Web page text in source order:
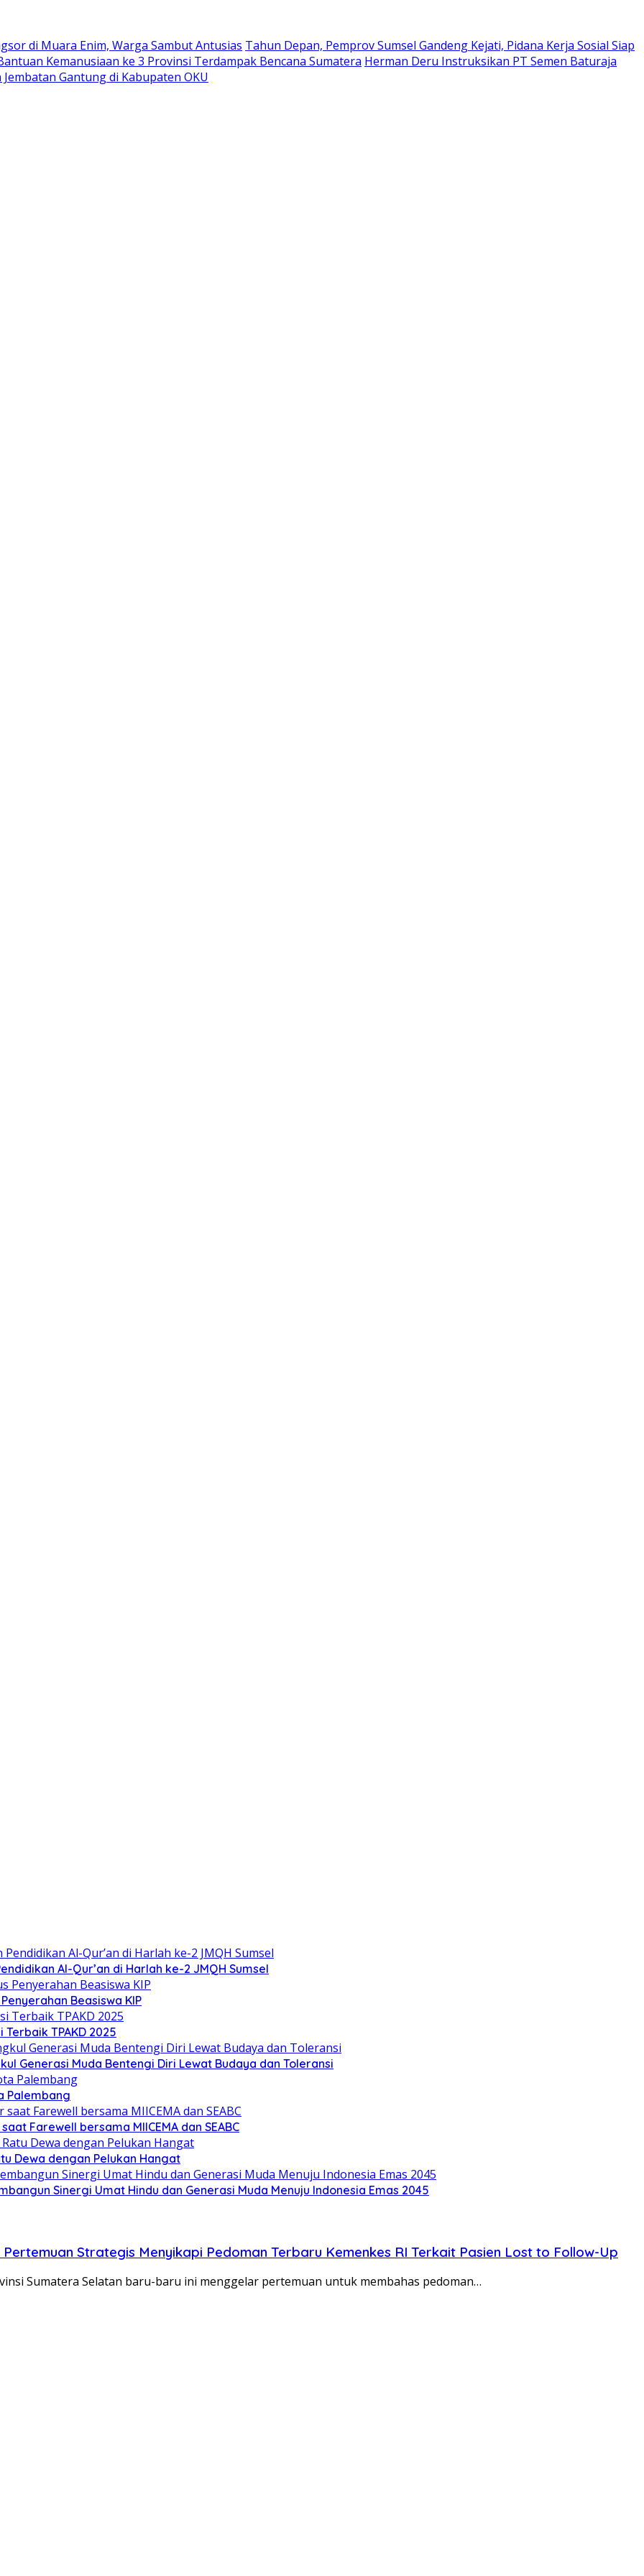
di Muara Enim, Warga Sambut Antusias Tahun Depan, Pemprov Sumsel Gandeng Kejati, Pidana Kerja Sosial Siap
Kemanusiaan ke 3 Provinsi Terdampak Bencana Sumatera Herman Deru Instruksikan PT Semen Baturaja
Gantung di Kabupaten OKU
Al-Qur’an di Harlah ke-2 JMQH Sumsel
Beasiswa KIP
TPAKD 2025
Generasi Muda Bentengi Diri Lewat Budaya dan Toleransi
Palembang
Farewell bersama MIICEMA dan SEABC
Dewa dengan Pelukan Hangat
Sinergi Umat Hindu dan Generasi Muda Menuju Indonesia Emas 2045
Strategis Menyikapi Pedoman Terbaru Kemenkes RI Terkait Pasien Lost to Follow-Up
Sumatera Selatan baru-baru ini menggelar pertemuan untuk membahas pedoman…